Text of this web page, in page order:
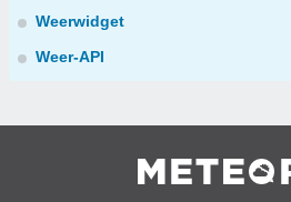
Weerwidget
Weer-API